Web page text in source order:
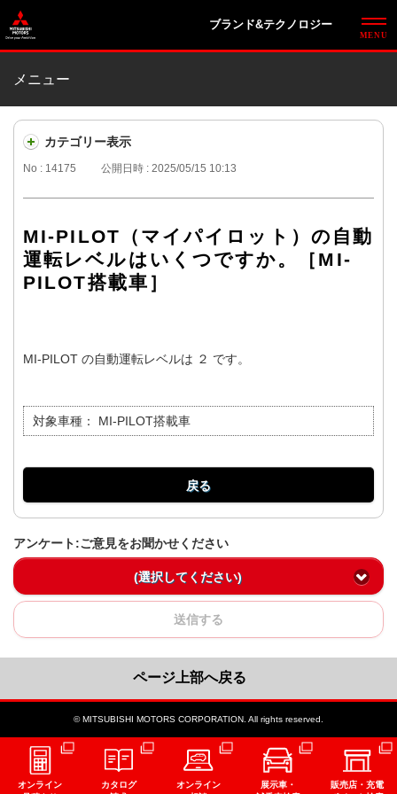
ブランド&テクノロジー
メニュー
カテゴリー表示
No : 14175 公開日時 : 2025/05/15 10:13
MI-PILOT（マイパイロット）の自動
運転レベルはいくつですか。［MI-
PILOT搭載車］
MI-PILOT の自動運転レベルは ２ です。
対象車種： MI-PILOT搭載車
戻る
アンケート:ご意見をお聞かせください
(選択してください)
送信する
ページ上部へ戻る
© MITSUBISHI MOTORS CORPORATION. All rights reserved.
オンライン
カタログ
オンライン
展示車・
販売店・充電